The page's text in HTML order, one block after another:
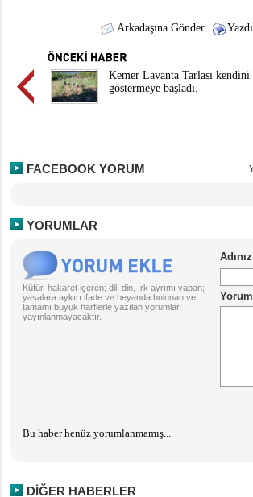
Arkadaşına Gönder
Kemer Lavanta Tarlası kendini
göstermeye başladı.
FACEBOOK YORUM
YORUMLAR
Küfür, hakaret içeren; dil, din, ırk ayrımı yapan;
yasalara aykırı ifade ve beyanda bulunan ve
tamamı büyük harflerle yazılan yorumlar
yayınlanmayacaktır.
Bu haber henüz yorumlanmamış...
DİĞER HABERLER